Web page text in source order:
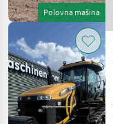
Polovna mašina